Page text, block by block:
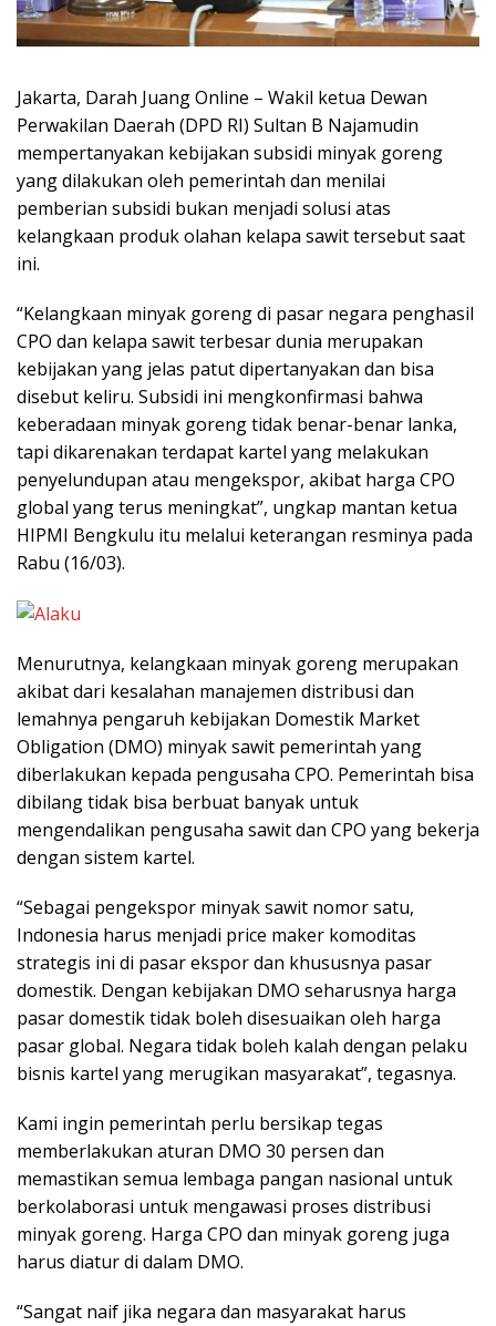
Jakarta, Darah Juang Online – Wakil ketua Dewan
Perwakilan Daerah (DPD RI) Sultan B Najamudin
mempertanyakan kebijakan subsidi minyak goreng
yang dilakukan oleh pemerintah dan menilai
pemberian subsidi bukan menjadi solusi atas
kelangkaan produk olahan kelapa sawit tersebut saat
ini.
“Kelangkaan minyak goreng di pasar negara penghasil
CPO dan kelapa sawit terbesar dunia merupakan
kebijakan yang jelas patut dipertanyakan dan bisa
disebut keliru. Subsidi ini mengkonfirmasi bahwa
keberadaan minyak goreng tidak benar-benar lanka,
tapi dikarenakan terdapat kartel yang melakukan
penyelundupan atau mengekspor, akibat harga CPO
global yang terus meningkat”, ungkap mantan ketua
HIPMI Bengkulu itu melalui keterangan resminya pada
Rabu (16/03).
Menurutnya, kelangkaan minyak goreng merupakan
akibat dari kesalahan manajemen distribusi dan
lemahnya pengaruh kebijakan Domestik Market
Obligation (DMO) minyak sawit pemerintah yang
diberlakukan kepada pengusaha CPO. Pemerintah bisa
dibilang tidak bisa berbuat banyak untuk
mengendalikan pengusaha sawit dan CPO yang bekerja
dengan sistem kartel.
“Sebagai pengekspor minyak sawit nomor satu,
Indonesia harus menjadi price maker komoditas
strategis ini di pasar ekspor dan khususnya pasar
domestik. Dengan kebijakan DMO seharusnya harga
pasar domestik tidak boleh disesuaikan oleh harga
pasar global. Negara tidak boleh kalah dengan pelaku
bisnis kartel yang merugikan masyarakat”, tegasnya.
Kami ingin pemerintah perlu bersikap tegas
memberlakukan aturan DMO 30 persen dan
memastikan semua lembaga pangan nasional untuk
berkolaborasi untuk mengawasi proses distribusi
minyak goreng. Harga CPO dan minyak goreng juga
harus diatur di dalam DMO.
“Sangat naif jika negara dan masyarakat harus